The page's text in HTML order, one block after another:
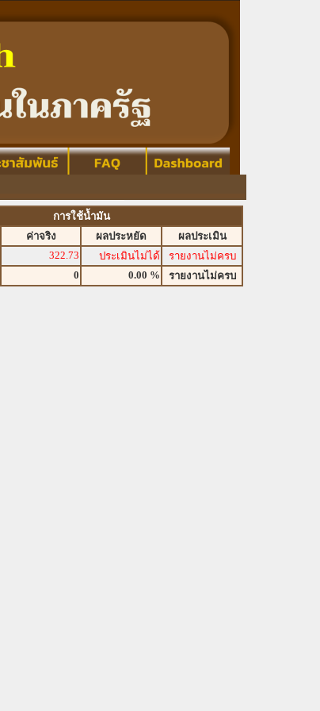
การใช้น้ำมัน
ค่าจริง ผลประหยัด
ผลประเมิน
322.73 ประเมินไม่ได้
รายงานไม่ครบ
0 0.00 % รายงานไม่ครบ